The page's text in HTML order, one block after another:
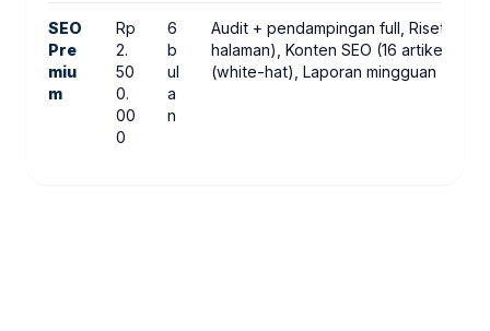
SEO
Pre
miu
m
Rp
2.
50
0.
00
0
6
b
ul
a
n
Audit + pendampingan full, Riset
halaman), Konten SEO (16 artikel),
(white-hat), Laporan mingguan +